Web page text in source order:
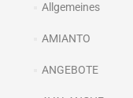
Allgemeines
AMIANTO
ANGEBOTE